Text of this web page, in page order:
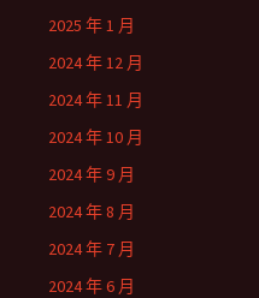
2025 年 1 月
2024 年 12 月
2024 年 11 月
2024 年 10 月
2024 年 9 月
2024 年 8 月
2024 年 7 月
2024 年 6 月